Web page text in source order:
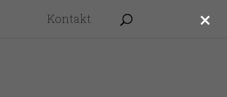
Kontakt ×